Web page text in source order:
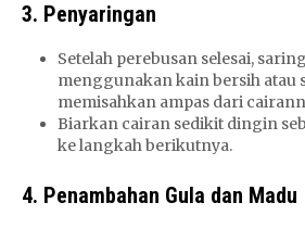
3. Penyaringan
Setelah perebusan selesai,
menggunakan kain bersih atau
memisahkan ampas dari
Biarkan cairan sedikit dingin
ke langkah berikutnya.
4. Penambahan Gula dan Madu